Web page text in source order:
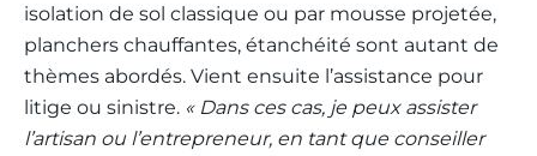
isolation de sol classique ou par mousse projetée,
planchers chauffantes, étanchéité sont autant de
thèmes abordés. Vient ensuite l’assistance pour
litige ou sinistre. « Dans ces cas, je peux assister
l’artisan ou l’entrepreneur, en tant que conseiller